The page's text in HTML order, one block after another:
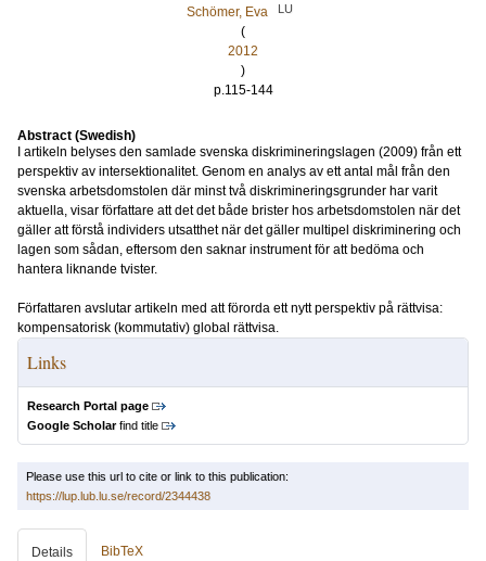
Schömer, Eva
LU
(
2012
)
p.115-144
Abstract (Swedish)
I artikeln belyses den samlade svenska diskrimineringslagen (2009) från ett
perspektiv av intersektionalitet. Genom en analys av ett antal mål från den
svenska arbetsdomstolen där minst två diskrimineringsgrunder har varit
aktuella, visar författare att det det både brister hos arbetsdomstolen när det
gäller att förstå individers utsatthet när det gäller multipel diskriminering och
lagen som sådan, eftersom den saknar instrument för att bedöma och
hantera liknande tvister.
Författaren avslutar artikeln med att förorda ett nytt perspektiv på rättvisa:
kompensatorisk (kommutativ) global rättvisa.
Links
Research Portal page
Google Scholarfind title
Please use this url to cite or link to this publication:
https://lup.lub.lu.se/record/2344438
Details BibTeX